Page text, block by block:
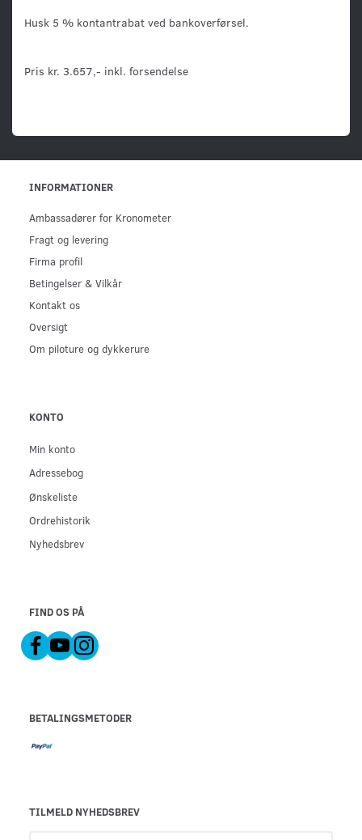
Husk 5 % kontantrabat ved bankoverførsel.
Pris kr. 3.657,- inkl. forsendelse
INFORMATIONER
Ambassadører for Kronometer
Fragt og levering
Firma profil
Betingelser & Vilkår
Kontakt os
Oversigt
Om piloture og dykkerure
KONTO
Min konto
Adressebog
Ønskeliste
Ordrehistorik
Nyhedsbrev
FIND OS PÅ
BETALINGSMETODER
TILMELD NYHEDSBREV